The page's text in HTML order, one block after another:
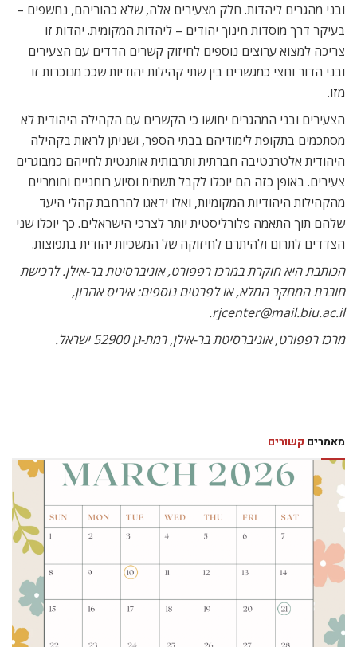
ובני מהגרים ליהדות. חלק מצעירים אלה, שלא כהוריהם, נחשפים –
בעיקר דרך מוסדות חינוך יהודים – ליהדות המקומית. יהדות זו
צריכה למצוא ערוצים נוספים לחיזוק קשרים הדדים עם הצעירים
ובני הדור וחצי כמגשרים בין שתי קהילות יהודיות שככ מנוכרות זו
מזו.
הצעירים ובני המהגרים יחושו כי הקשרים עם הקהילה היהודית לא
מסתכמים בתקופת לימודיהם בבתי הספר, ושניתן לראות בקהילה
היהודית אלטרנטיבה חברתית ותרבותית אותנטית לחייהם כמבוגרים
צעירים. באופן כזה הם יוכלו לקבל תשתית וסיוע רוחניים וחומריים
מהקהילות היהודיות המקומיות, ואלו ידאגו להרחבת קהלי היעד
שלהם תוך התאמה פלורליסטית יותר לצרכי הישראלים. כך יוכלו שני
הצדדים לתרום ולהיתרם לחיזוקה של המשכיות יהודית בתפוצות.
הכותבת היא חוקרת במרכז רפפורט, אוניברסיטת בר-אילן. לרכישת
חוברת המחקר המלא, או לפרטים נוספים: איריס אהרון,
rjcenter@mail.biu.ac.il.
מרכז רפפורט, אוניברסיטת בר-אילן, רמת-גן 52900 ישראל.
מאמרים קשורים